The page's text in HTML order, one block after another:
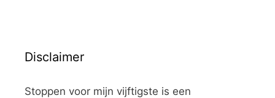
Disclaimer
Stoppen voor mijn vijftigste is een